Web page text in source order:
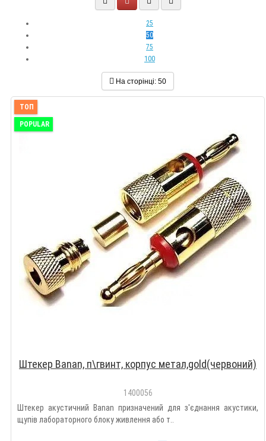
25
50
75
100
На сторінці: 50
ТОП
POPULAR
Штекер Banan, п\гвинт, корпус метал,gold(червоний)
1400056
Штекер акустичний Banan призначений для з'єднання акустики,
щупів лабораторного блоку живлення або т..